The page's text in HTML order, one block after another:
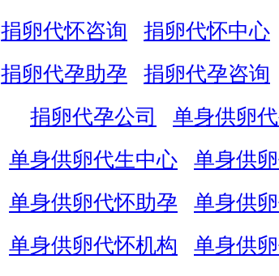
捐卵代怀咨询
捐卵代怀中心
捐卵代孕助孕
捐卵代孕咨询
捐卵代孕公司
单身供卵
单身供卵代生中心
单身供
单身供卵代怀助孕
单身供
单身供卵代怀机构
单身供